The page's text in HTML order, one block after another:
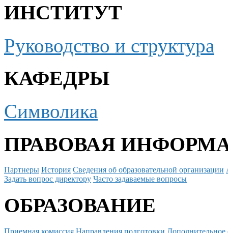
ИНСТИТУТ
Руководство и структура
КАФЕДРЫ
Символика
ПРАВОВАЯ
Партнеры История Сведения об образовательной организации
Задать вопрос директору Часто задаваемые вопросы
ОБРАЗОВАНИЕ
Приемная комиссия Направления подготовки Дополнительное